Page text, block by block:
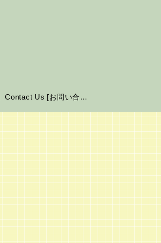
Contact Us [お問い合わせ]